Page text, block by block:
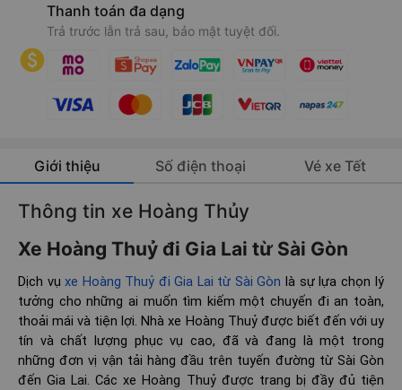
Thanh toán đa dạng
Trả trước lẫn trả sau, bảo mật tuyệt đối.
Giới thiệu Số điện thoại Vé xe Tết
Thông tin xe Hoàng Thủy
Xe Hoàng Thuỷ đi Gia Lai từ Sài Gòn
Dịch vụ xe Hoàng Thuỷ đi Gia Lai từ Sài Gòn là sự lựa chọn lý
tưởng cho những ai muốn tìm kiếm một chuyến đi an toàn,
thoải mái và tiện lợi. Nhà xe Hoàng Thuỷ được biết đến với uy
tín và chất lượng phục vụ cao, đã và đang là một trong
những đơn vị vận tải hàng đầu trên tuyến đường từ Sài Gòn
đến Gia Lai. Các xe Hoàng Thuỷ được trang bị đầy đủ tiện